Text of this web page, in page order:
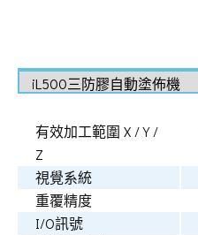
有效加工範圍 X / Y /
Z
視覺系統
重覆精度
I/O訊號